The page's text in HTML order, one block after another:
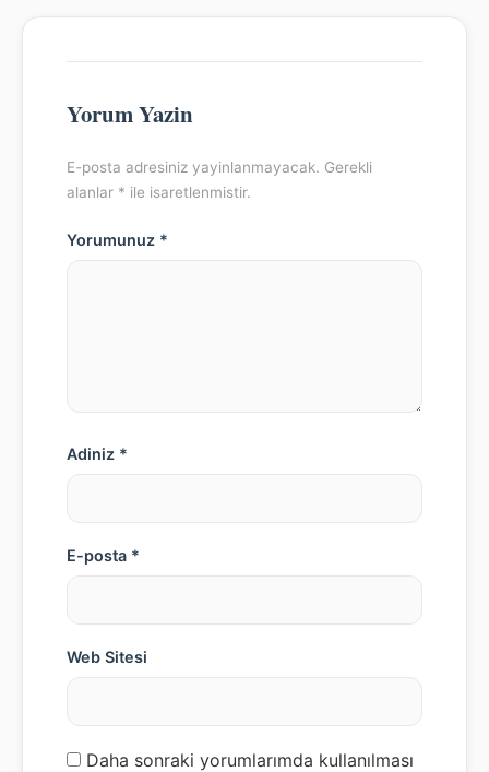
Yorum Yazin
E-posta adresiniz yayinlanmayacak. Gerekli
alanlar * ile isaretlenmistir.
Yorumunuz *
Adiniz *
E-posta *
Web Sitesi
Daha sonraki yorumlarımda kullanılması